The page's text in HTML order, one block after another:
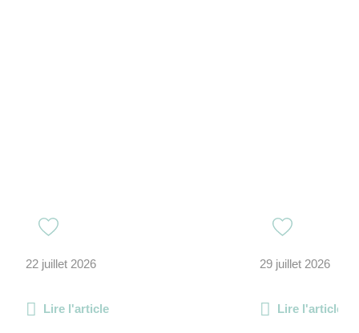
22 juillet 2026
Lire l'article
29 juillet 2026
Lire l'article